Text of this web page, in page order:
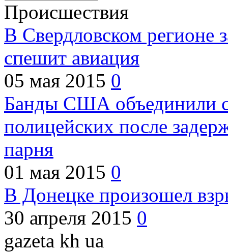
Происшествия
В Свердловском регионе
спешит авиация
05 мая 2015 0
Банды США объединили
полицейских после
парня
01 мая 2015 0
В Донецке произошел
30 апреля 2015 0
gazeta kh ua